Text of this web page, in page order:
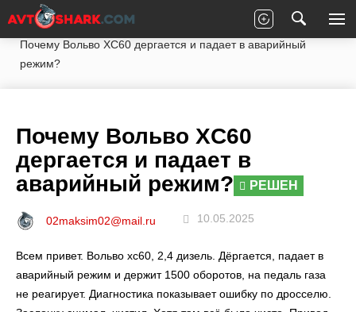
Главная Вопросы экспертам
XC60
Почему Вольво XC60 дергается и падает в аварийный
режим?
Почему Вольво XC60
дергается и падает в
аварийный режим?
РЕШЕН
02maksim02@mail.ru 10.05.2025
Всем привет. Вольво xc60, 2,4 дизель. Дёргается, падает в
аварийный режим и держит 1500 оборотов, на педаль газа
не реагирует. Диагностика показывает ошибку по дросселю.